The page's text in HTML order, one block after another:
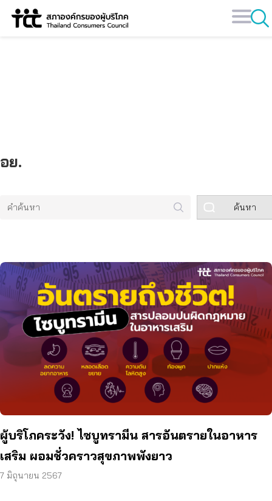
Skip
อย.
ค้นหา
ผู้บริโภคระวัง! ไซบูทรามีน สารอันตรายในอาหาร
เสริม ผอมชั่วคราวสุขภาพพังยาว
7 มิถุนายน 2567